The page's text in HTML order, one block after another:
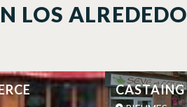
LOS
CASTAING